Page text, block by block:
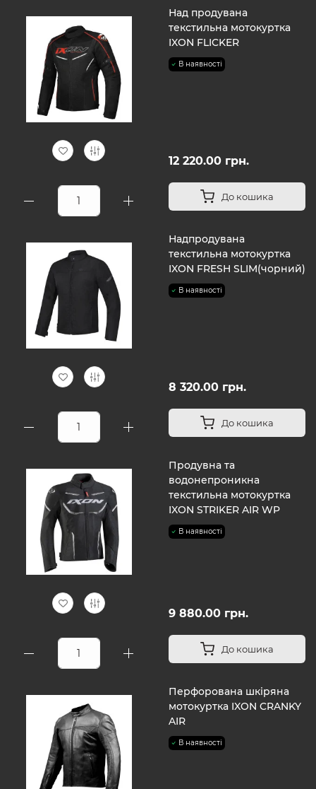
Над продувана
текстильна мотокуртка
IXON FLICKER
В наявності
12 220.00 грн.
До кошика
Надпродувана
текстильна мотокуртка
IXON FRESH SLIM(чорний)
В наявності
8 320.00 грн.
До кошика
Продувна та
водонепроникна
текстильна мотокуртка
IXON STRIKER AIR WP
В наявності
9 880.00 грн.
До кошика
Перфорована шкіряна
мотокуртка IXON CRANKY
AIR
В наявності